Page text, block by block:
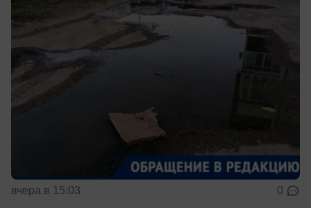
вчера в 15:03 0